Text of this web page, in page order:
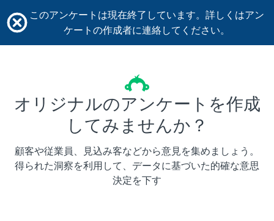
このアンケートは現在終了しています。詳しくはアン
ケートの作成者に連絡してください。
オリジナルのアンケートを作成
してみませんか？
顧客や従業員、見込み客などから意見を集めましょう。
得られた洞察を利用して、データに基づいた的確な意思
決定を下す